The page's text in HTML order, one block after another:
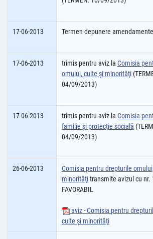
17-06-2013 Termen depunere
17-06-2013 trimis pentru aviz la Comisia
omului, culte şi minorităţi
04/09/2013)
17-06-2013 trimis pentru aviz la Comisia
familie şi protecţie socială
04/09/2013)
26-06-2013
Comisia pentru drepturile
minorităţitransmite avizul cu nr.
FAVORABIL
aviz - Comisia pentru
culte şi minorităţi